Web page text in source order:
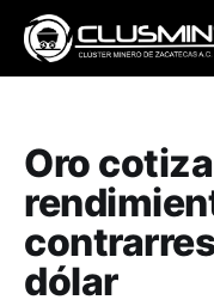
Oro
dólar